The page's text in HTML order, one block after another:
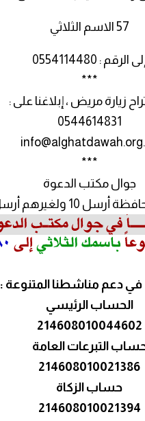
57 الاسم الثلاثي
الرقم : 0554114480
***
زيارة مريض ، إبلاغنا على :
0544614831
***
جوال مكتب الدعوة
10 ولغيرهم أرسل 11
دعم مناشطنا المتنوعة :
الحساب الرئيسي
214608010044602
التبرعات العامة
214608010021386
حساب الزكاة
214608010021394